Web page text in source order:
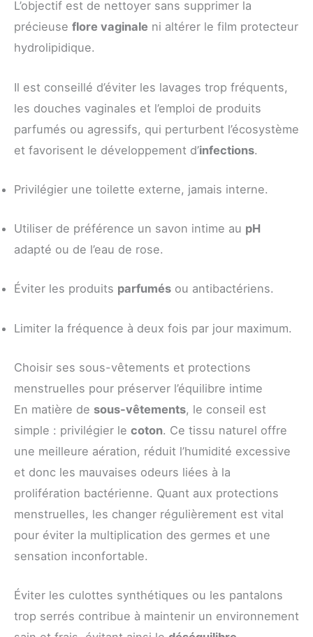
L’objectif est de nettoyer sans supprimer la
précieuse flore vaginale ni altérer le film protecteur
hydrolipidique.
Il est conseillé d’éviter les lavages trop fréquents,
les douches vaginales et l’emploi de produits
parfumés ou agressifs, qui perturbent l’écosystème
et favorisent le développement d’infections.
Privilégier une toilette externe, jamais interne.
Utiliser de préférence un savon intime au pH
adapté ou de l’eau de rose.
Éviter les produits parfumés ou antibactériens.
Limiter la fréquence à deux fois par jour maximum.
Choisir ses sous-vêtements et protections
menstruelles pour préserver l’équilibre intime
En matière de sous-vêtements, le conseil est
simple : privilégier le coton. Ce tissu naturel offre
une meilleure aération, réduit l’humidité excessive
et donc les mauvaises odeurs liées à la
prolifération bactérienne. Quant aux protections
menstruelles, les changer régulièrement est vital
pour éviter la multiplication des germes et une
sensation inconfortable.
Éviter les culottes synthétiques ou les pantalons
trop serrés contribue à maintenir un environnement